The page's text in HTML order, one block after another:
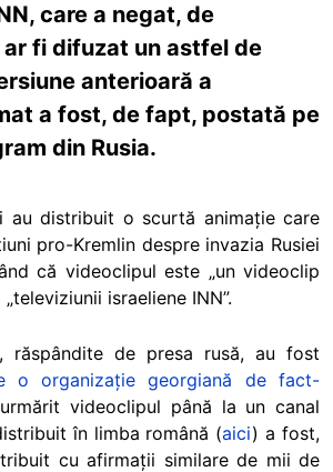
care a negat, de
ar fi difuzat un astfel de
anterioară a
a fost, de fapt, postată pe
din Rusia.
au distribuit o scurtă animație care
pro-Kremlin despre invazia Rusiei
că videoclipul este „un videoclip
israeliene INN”.
răspândite de presa rusă, au fost
o organizație georgiană de fact-
videoclipul până la un canal
în limba română (aici) a fost,
cu afirmații similare de mii de